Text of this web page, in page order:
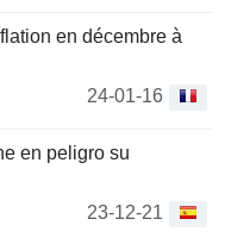
en décembre à
24-01-16
en peligro su
23-12-21